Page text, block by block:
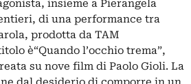
insieme a Pierangela
di una performance tra
prodotta da TAM
è“Quando l’occhio trema”,
su nove film di Paolo Gioli. La